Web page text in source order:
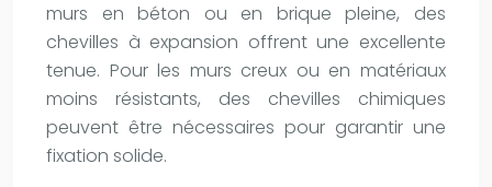
murs en béton ou en brique pleine, des
chevilles à expansion offrent une excellente
tenue. Pour les murs creux ou en matériaux
moins résistants, des chevilles chimiques
peuvent être nécessaires pour garantir une
fixation solide.